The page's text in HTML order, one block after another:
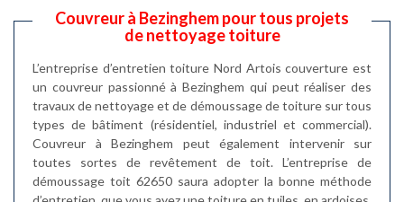
Couvreur à Bezinghem pour tous projets
de nettoyage toiture
L’entreprise d’entretien toiture Nord Artois couverture est
un couvreur passionné à Bezinghem qui peut réaliser des
travaux de nettoyage et de démoussage de toiture sur tous
types de bâtiment (résidentiel, industriel et commercial).
Couvreur à Bezinghem peut également intervenir sur
toutes sortes de revêtement de toit. L’entreprise de
démoussage toit 62650 saura adopter la bonne méthode